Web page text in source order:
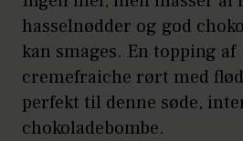
hasselnødder og god
kan smages. En topping af
cremefraiche rørt med
perfekt til denne søde,
chokoladebombe.